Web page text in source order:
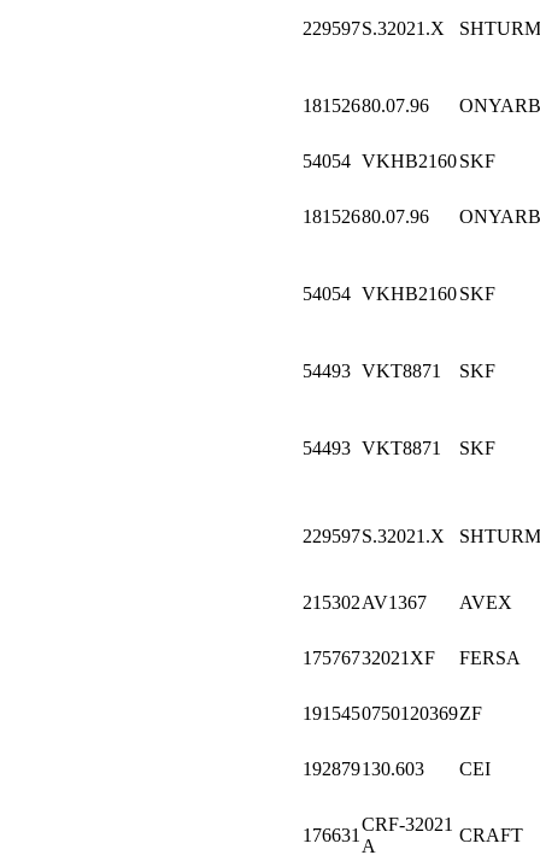
229597S.32021.X
18152680.07.96
54054 VKHB2160SKF
18152680.07.96
54054 VKHB2160SKF
54493 VKT8871 SKF
54493 VKT8871 SKF
229597S.32021.X
215302AV1367 AVEX
17576732021XF FERSA
1915450750120369ZF
192879130.603 CEI
176631
CRF-32021
A
CRAFT